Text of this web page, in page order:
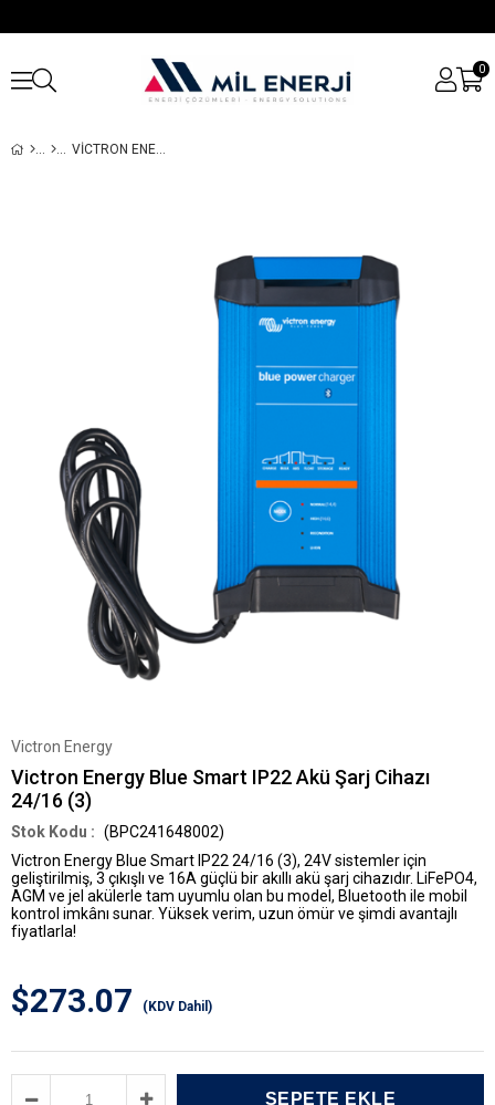
0
VICTRON ENERGY BLUE SMART IP22 AKÜ ŞARJ CIHAZI 24/16 (3)
Victron Energy
Victron Energy Blue Smart IP22 Akü Şarj Cihazı
24/16 (3)
(BPC241648002)
Victron Energy Blue Smart IP22 24/16 (3), 24V sistemler için
geliştirilmiş, 3 çıkışlı ve 16A güçlü birakıllı akü şarj cihazıdır. LiFePO4,
AGM ve jel akülerle tam uyumlu olan bu model, Bluetooth ile mobil
kontrol imkânı sunar. Yüksek verim, uzun ömür ve şimdi avantajlı
fiyatlarla!
$273.07 (KDV Dahil)